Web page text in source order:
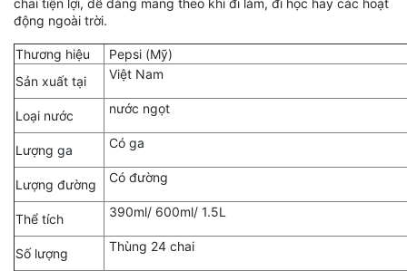
động ngoài trời.
Thương hiệu
Pepsi (Mỹ)
Sản xuất tại
Việt Nam
Loại nước nước ngọt
Lượng ga Có ga
Lượng đường Có đường
Thể tích 390ml/ 600ml/ 1.5L
Số lượng Thùng 24 chai